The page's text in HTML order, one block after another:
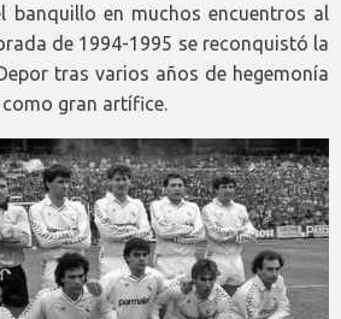
banquillo en muchos encuentros al
de 1994-1995 se reconquistó la
tras varios años de hegemonía
gran artífice.